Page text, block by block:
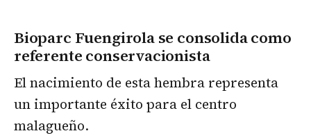
Bioparc Fuengirola se consolida como
referente conservacionista
El nacimiento de esta hembra representa
un importante éxito para el centro
malagueño.